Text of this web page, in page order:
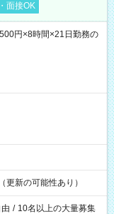
面接OK
円×8時間×21日勤務の
新の可能性あり）
/ 10名以上の大量募集